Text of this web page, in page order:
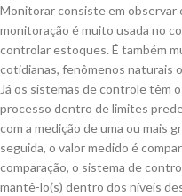
Monitorar consiste em observar
monitoração é muito usada no
controlar estoques. É também
cotidianas, fenômenos naturais
Já os sistemas de controle têm
processo dentro de limites
com a medição de uma ou mais
seguida, o valor medido é
comparação, o sistema de
mantê-lo(s) dentro dos níveis